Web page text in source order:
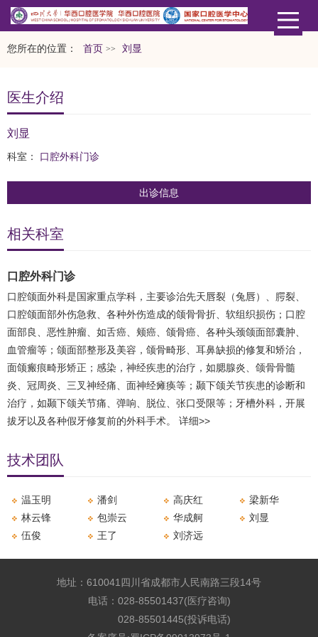
您所在的位置： 首页 >> 刘显
医生介绍
刘显
科室： 口腔外科门诊
出诊信息
相关科室
口腔外科门诊
口腔颌面外科是国家重点学科，主要诊治先天唇裂（兔唇）、腭裂、
口腔颌面部外伤急救、各种外伤造成的颌骨骨折、软组织损伤；口腔
面部良、恶性肿瘤、如舌癌、颊癌、颌骨癌、各种头颈颌面部囊肿、
血管瘤等；颌面部整形及美容，颌骨畸形、耳鼻缺损的修复和矫治，
面颌瘢痕畸形矫正；感染，神经疾患的治疗，如腮腺炎、颌骨骨髓
炎、冠周炎、三叉神经痛、面神经瘫痪等；颞下颌关节疾患的诊断和
治疗，如颞下颌关节痛、弹响、脱位、张口受限等；牙槽外科，开展
拔牙以及各种假牙修复前的外科手术。 详细>>
技术团队
温玉明 潘剑 高庆红
梁新华
林云锋
包崇云 华成舸
刘显
​伍俊
王了 刘济远
地址：610041四川省成都市人民南路三段14号
电话：028-85501437(医疗咨询)
028-85501445(投诉电话)